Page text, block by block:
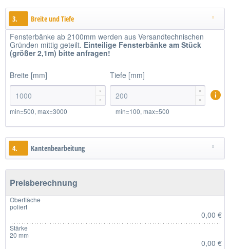
3. Breite und Tiefe
Fensterbänke ab 2100mm werden aus Versandtechnischen
Gründen mittig geteilt. Einteilige Fensterbänke am Stück
(größer 2,1m) bitte anfragen!
Breite [mm]


Tiefe [mm]


min=500, max=3000 min=100, max=500
4. Kantenbearbeitung
Preisberechnung
Oberfläche
poliert
0,00 €
Stärke
20 mm
0,00 €